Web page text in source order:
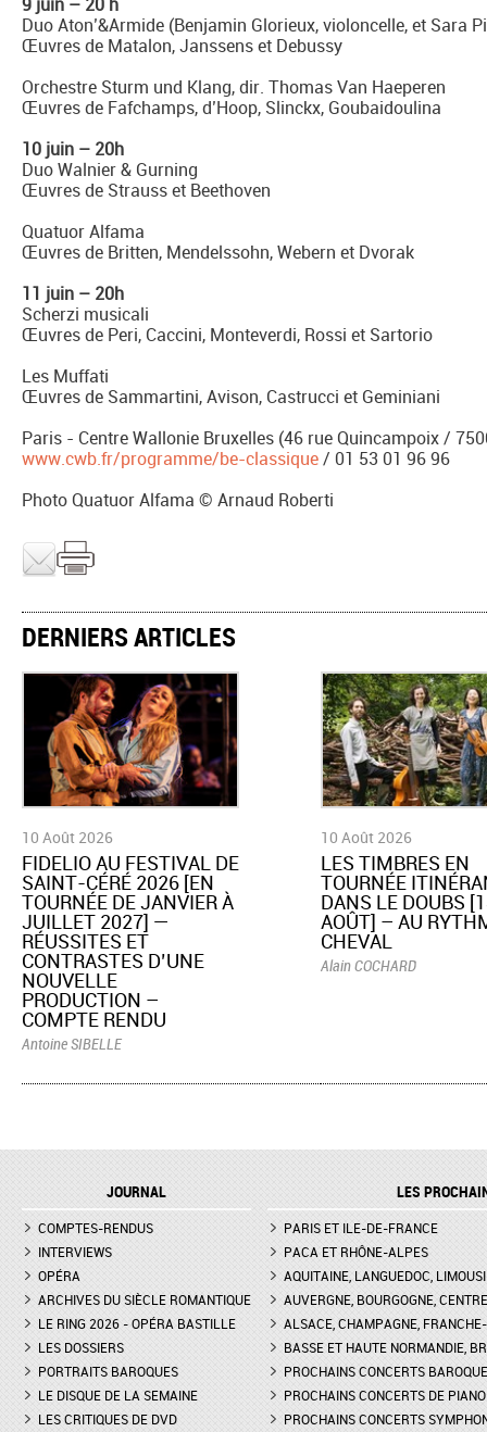
Duo Aton’&Armide (Benjamin Glorieux, violoncelle, et Sara
Œuvres de Matalon, Janssens et Debussy
Orchestre Sturm und Klang, dir. Thomas Van Haeperen
Œuvres de Fafchamps, d’Hoop, Slinckx, Goubaidoulina
10 juin – 20h
Duo Walnier & Gurning
Œuvres de Strauss et Beethoven
Quatuor Alfama
Œuvres de Britten, Mendelssohn, Webern et Dvorak
11 juin – 20h
Scherzi musicali
Œuvres de Peri, Caccini, Monteverdi, Rossi et Sartorio
Les Muffati
Œuvres de Sammartini, Avison, Castrucci et Geminiani
Paris - Centre Wallonie Bruxelles (46 rue Quincampoix /
www.cwb.fr/programme/be-classique/ 01 53 01 96 96
Photo Quatuor Alfama © Arnaud Roberti
DERNIERS ARTICLES
10 Août 2026
FIDELIO AU FESTIVAL DE
SAINT-CÉRÉ 2026 [EN
TOURNÉE DE JANVIER À
JUILLET 2027] —
RÉUSSITES ET
CONTRASTES D’UNE
NOUVELLE
PRODUCTION –
COMPTE RENDU
Antoine SIBELLE
10 Août 2026
​LES TIMBRES EN
TOURNÉE
DANS LE DOUBS
AOÛT] – AU
CHEVAL
Alain COCHARD
JOURNAL
COMPTES-RENDUS
INTERVIEWS
OPÉRA
ARCHIVES DU SIÈCLE ROMANTIQUE
LE RING 2026 - OPÉRA BASTILLE
LES DOSSIERS
PORTRAITS BAROQUES
LE DISQUE DE LA SEMAINE
LES CRITIQUES DE DVD
LES
PARIS ET ILE-DE-FRANCE
PACA ET RHÔNE-ALPES
AQUITAINE, LANGUEDOC,
AUVERGNE, BOURGOGNE, CENTRE
ALSACE, CHAMPAGNE,
BASSE ET HAUTE NORMANDIE,
PROCHAINS CONCERTS
PROCHAINS CONCERTS DE PIANO
PROCHAINS CONCERTS